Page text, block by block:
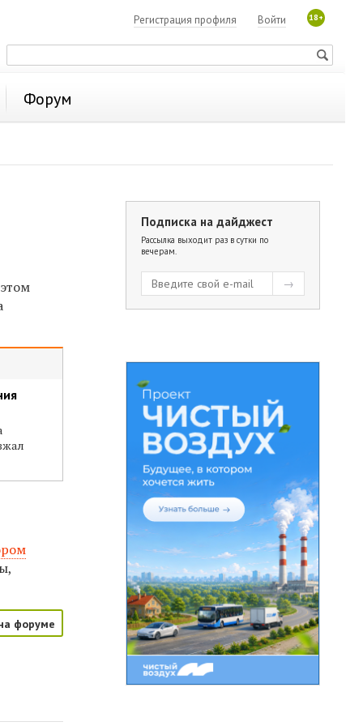
18+
Войти
Регистрация профиля
Форум
форуме
Подписка на дайджест
Рассылка выходит раз в сутки по
вечерам.